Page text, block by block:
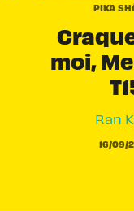
PIKA
moi,
Ran
16/09/